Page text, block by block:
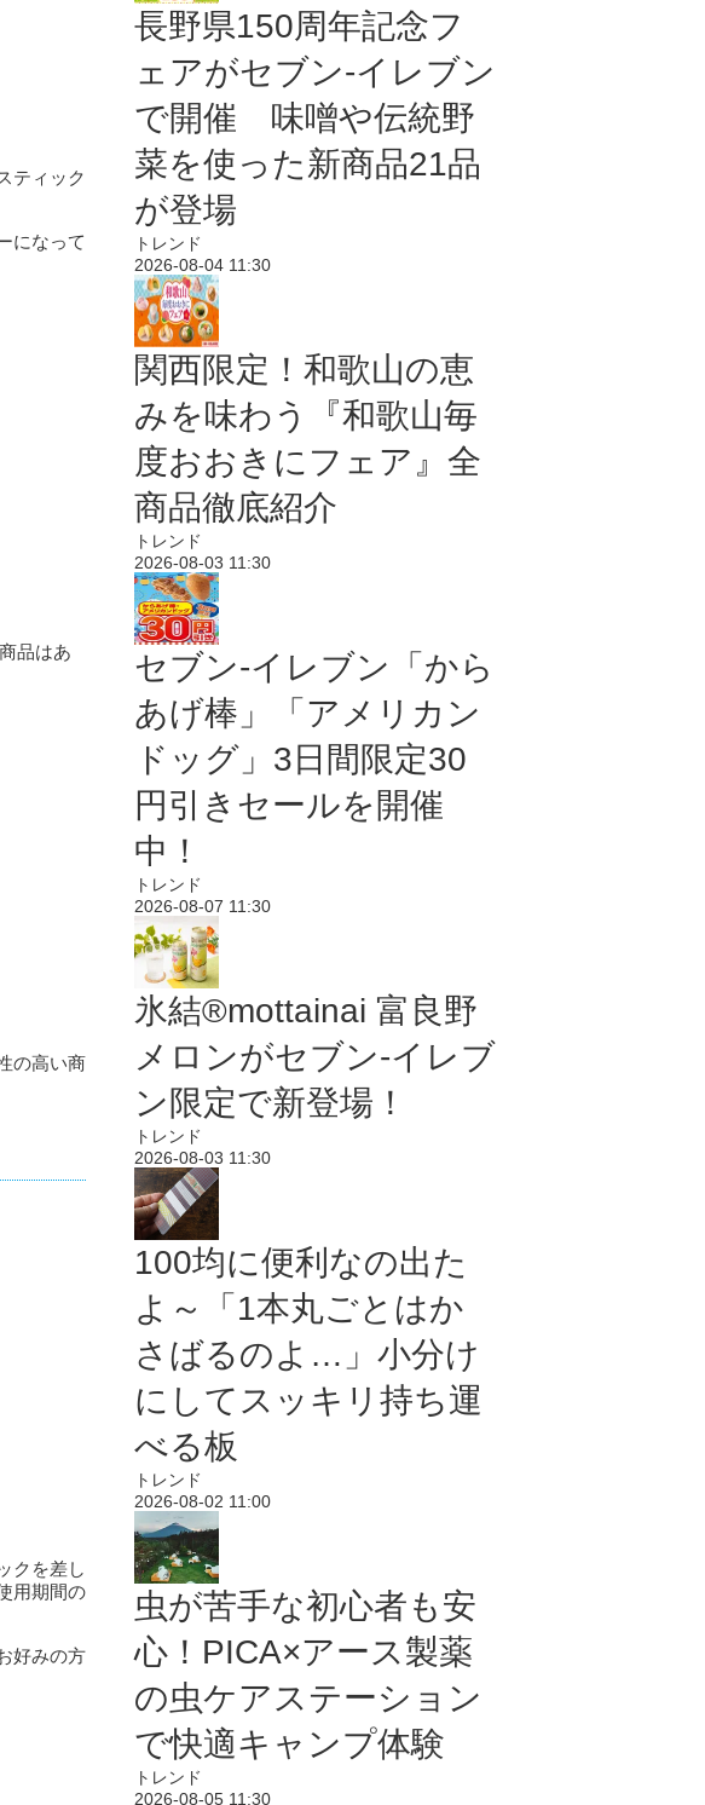
ティック
になって
品はあ
の高い商
クを差し
用期間の
好みの方
長野県150周年記念フ
ェアがセブン-イレブン
で開催 味噌や伝統野
菜を使った新商品21品
が登場
トレンド
2026-08-04 11:30
関西限定！和歌山の恵
みを味わう『和歌山毎
度おおきにフェア』全
商品徹底紹介
トレンド
2026-08-03 11:30
セブン‐イレブン「から
あげ棒」「アメリカン
ドッグ」3日間限定30
円引きセールを開催
中！
トレンド
2026-08-07 11:30
氷結®mottainai 富良野
メロンがセブン‐イレブ
ン限定で新登場！
トレンド
2026-08-03 11:30
100均に便利なの出た
よ～「1本丸ごとはか
さばるのよ…」小分け
にしてスッキリ持ち運
べる板
トレンド
2026-08-02 11:00
虫が苦手な初心者も安
心！PICA×アース製薬
の虫ケアステーション
で快適キャンプ体験
トレンド
2026-08-05 11:30